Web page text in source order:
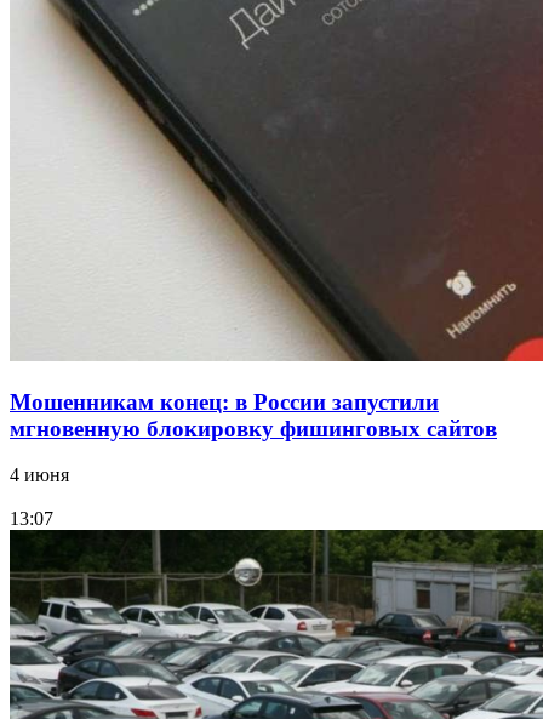
Сладкий праздник в Волгограде: в Центральном
парке прошёл фестиваль „Арбузный переполох“
Волгоградские компании нарастили экспорт:
заключены контракты на 3,6 млн долларов
Мошенникам конец: в России запустили
мгновенную блокировку фишинговых сайтов
4 июня
13:07